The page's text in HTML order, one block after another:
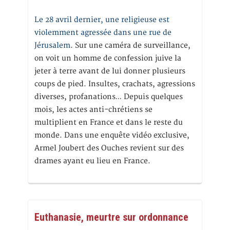
Le 28 avril dernier, une religieuse est
violemment agressée dans une rue de
Jérusalem. Sur une caméra de surveillance,
on voit un homme de confession juive la
jeter à terre avant de lui donner plusieurs
coups de pied. Insultes, crachats, agressions
diverses, profanations… Depuis quelques
mois, les actes anti-chrétiens se
multiplient en France et dans le reste du
monde. Dans une enquête vidéo exclusive,
Armel Joubert des Ouches revient sur des
drames ayant eu lieu en France.
Euthanasie, meurtre sur ordonnance